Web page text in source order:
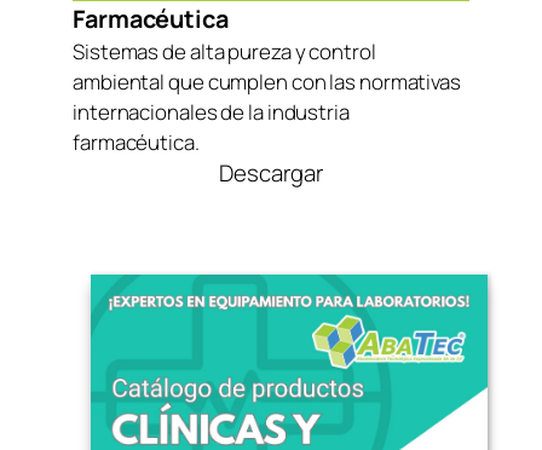
Farmacéutica
Sistemas de alta pureza y control
ambiental que cumplen con las normativas
internacionales de la industria
farmacéutica.
Descargar